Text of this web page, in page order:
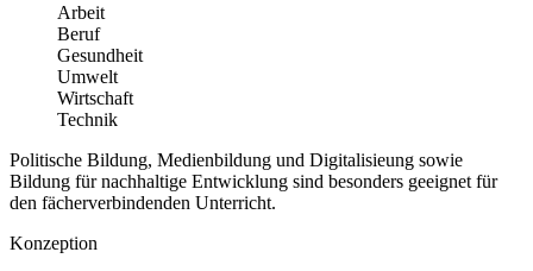
Arbeit
Beruf
Gesundheit
Umwelt
Wirtschaft
Technik
Politische Bildung, Medienbildung und Digitalisieung sowie
Bildung für nachhaltige Entwicklung sind besonders geeignet für
den fächerverbindenden Unterricht.
Konzeption